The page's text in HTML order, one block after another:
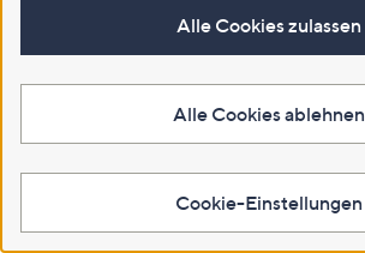
Alle Cookies zulassen
Alle Cookies ablehnen
Cookie-Einstellungen